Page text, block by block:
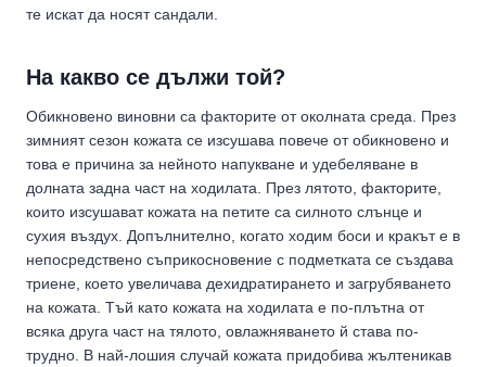
те искат да носят сандали.
На какво се дължи той?
Обикновено виновни са факторите от околната среда. През
зимният сезон кожата се изсушава повече от обикновено и
това е причина за нейното напукване и удебеляване в
долната задна част на ходилата. През лятото, факторите,
които изсушават кожата на петите са силното слънце и
сухия въздух. Допълнително, когато ходим боси и кракът е в
непосредствено съприкосновение с подметката се създава
триене, което увеличава дехидратирането и загрубяването
на кожата. Тъй като кожата на ходилата е по-плътна от
всяка друга част на тялото, овлажняването й става по-
трудно. В най-лошия случай кожата придобива жълтеникав